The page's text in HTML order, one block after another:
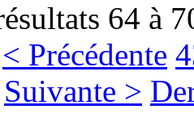
64 à
< Précédente
Suivante >